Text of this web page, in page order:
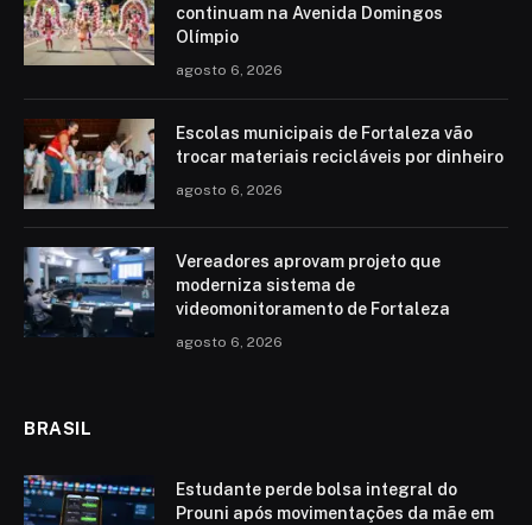
continuam na Avenida Domingos
Olímpio
agosto 6, 2026
Escolas municipais de Fortaleza vão
trocar materiais recicláveis por dinheiro
agosto 6, 2026
Vereadores aprovam projeto que
moderniza sistema de
videomonitoramento de Fortaleza
agosto 6, 2026
BRASIL
Estudante perde bolsa integral do
Prouni após movimentações da mãe em